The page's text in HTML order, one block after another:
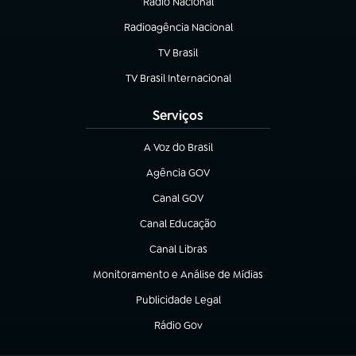
(abre em nova aba)
Radioagência Nacional
(abre em nova aba)
TV Brasil
(abre em nova aba)
TV Brasil Internacional
(abre em nova aba)
Serviços
A Voz do Brasil
(abre em nova aba)
Agência GOV
(abre em nova aba)
Canal GOV
(abre em nova aba)
Canal Educação
(abre em nova aba)
Canal Libras
(abre em nova aba)
Monitoramento e Análise de Mídias
(abre em nova aba)
Publicidade Legal
(abre em nova aba)
Rádio Gov
(abre em nova aba)